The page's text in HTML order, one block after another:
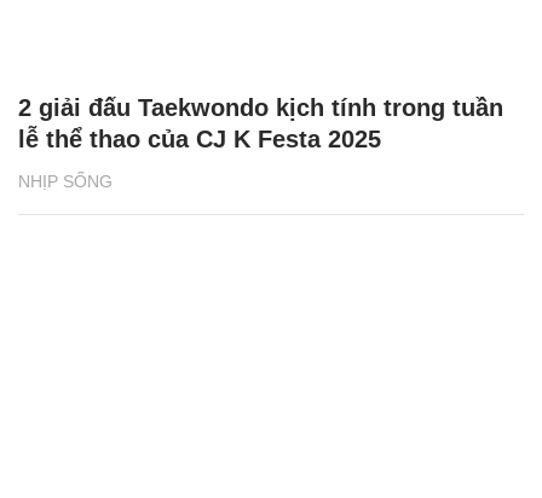
NHỊP SỐNG
2 giải đấu Taekwondo kịch tính trong tuần
lễ thể thao của CJ K Festa 2025